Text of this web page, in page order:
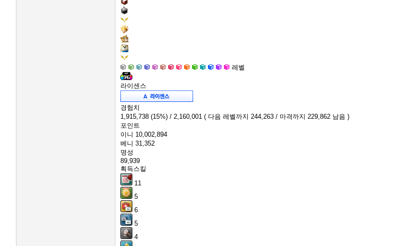
레벨
라이센스
경험치
1,915,738 (15%) / 2,160,001 ( 다음 레벨까지 244,263 / 마격까지 229,862 남음 )
포인트
이니 10,002,894
베니 31,352
명성
89,939
획득스킬
11
5
6
5
4